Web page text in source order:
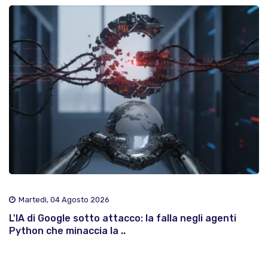
Martedì, 04 Agosto 2026
L'IA di Google sotto attacco: la falla negli agenti
Python che minaccia la ..